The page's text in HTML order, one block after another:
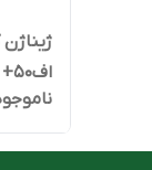
اف50+